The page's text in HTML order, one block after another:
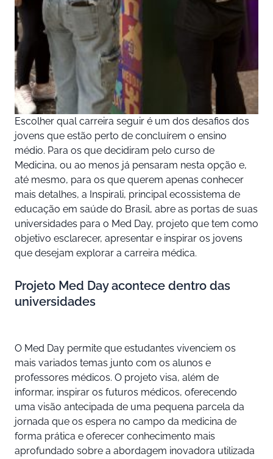
Escolher qual carreira seguir é um dos desafios dos
jovens que estão perto de concluírem o ensino
médio. Para os que decidiram pelo curso de
Medicina, ou ao menos já pensaram nesta opção e,
até mesmo, para os que querem apenas conhecer
mais detalhes, a Inspirali, principal ecossistema de
educação em saúde do Brasil, abre as portas de suas
universidades para o Med Day, projeto que tem como
objetivo esclarecer, apresentar e inspirar os jovens
que desejam explorar a carreira médica.
Projeto Med Day acontece dentro das
universidades
O Med Day permite que estudantes vivenciem os
mais variados temas junto com os alunos e
professores médicos. O projeto visa, além de
informar, inspirar os futuros médicos, oferecendo
uma visão antecipada de uma pequena parcela da
jornada que os espera no campo da medicina de
forma prática e oferecer conhecimento mais
aprofundado sobre a abordagem inovadora utilizada